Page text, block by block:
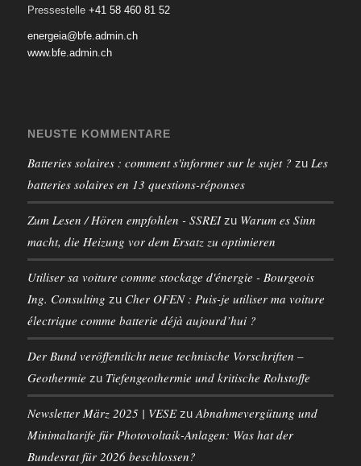
Pressestelle +41 58 460 81 52
energeia@bfe.admin.ch
www.bfe.admin.ch
NEUSTE KOMMENTARE
Batteries solaires : comment s'informer sur le sujet ? zu Les
batteries solaires en 13 questions-réponses
Zum Lesen / Hören empfohlen - SSREIzu Warum es Sinn
macht, die Heizung vor dem Ersatz zu optimieren
Utiliser sa voiture comme stockage d'énergie - Bourgeois
Ing. Consulting zu Cher OFEN : Puis-je utiliser ma voiture
électrique comme batterie déjà aujourd’hui ?
Der Bund veröffentlicht neue technische Vorschriften –
Geothermie zu Tiefengeothermie und kritische Rohstoffe
Newsletter März 2025 | VESEzu Abnahmevergütung und
Minimaltarife für Photovoltaik-Anlagen: Was hat der
Bundesrat für 2026 beschlossen?